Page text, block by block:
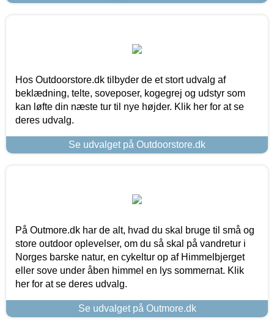
Hos Outdoorstore.dk tilbyder de et stort udvalg af
beklædning, telte, soveposer, kogegrej og udstyr som
kan løfte din næste tur til nye højder. Klik her for at se
deres udvalg.
Se udvalget på Outdoorstore.dk
På Outmore.dk har de alt, hvad du skal bruge til små og
store outdoor oplevelser, om du så skal på vandretur i
Norges barske natur, en cykeltur op af Himmelbjerget
eller sove under åben himmel en lys sommernat. Klik
her for at se deres udvalg.
Se udvalget på Outmore.dk